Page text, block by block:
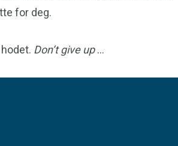
for deg.
Don’t give up…